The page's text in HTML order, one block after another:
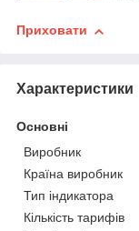
Приховати
Характеристики
Основні
Виробник
Країна виробник
Тип індикатора
Кількість тарифів